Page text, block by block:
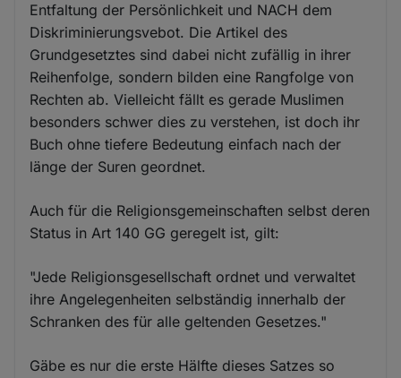
Entfaltung der Persönlichkeit und NACH dem
Diskriminierungsvebot. Die Artikel des
Grundgesetztes sind dabei nicht zufällig in ihrer
Reihenfolge, sondern bilden eine Rangfolge von
Rechten ab. Vielleicht fällt es gerade Muslimen
besonders schwer dies zu verstehen, ist doch ihr
Buch ohne tiefere Bedeutung einfach nach der
länge der Suren geordnet.
Auch für die Religionsgemeinschaften selbst deren
Status in Art 140 GG geregelt ist, gilt:
"Jede Religionsgesellschaft ordnet und verwaltet
ihre Angelegenheiten selbständig innerhalb der
Schranken des für alle geltenden Gesetzes."
Gäbe es nur die erste Hälfte dieses Satzes so